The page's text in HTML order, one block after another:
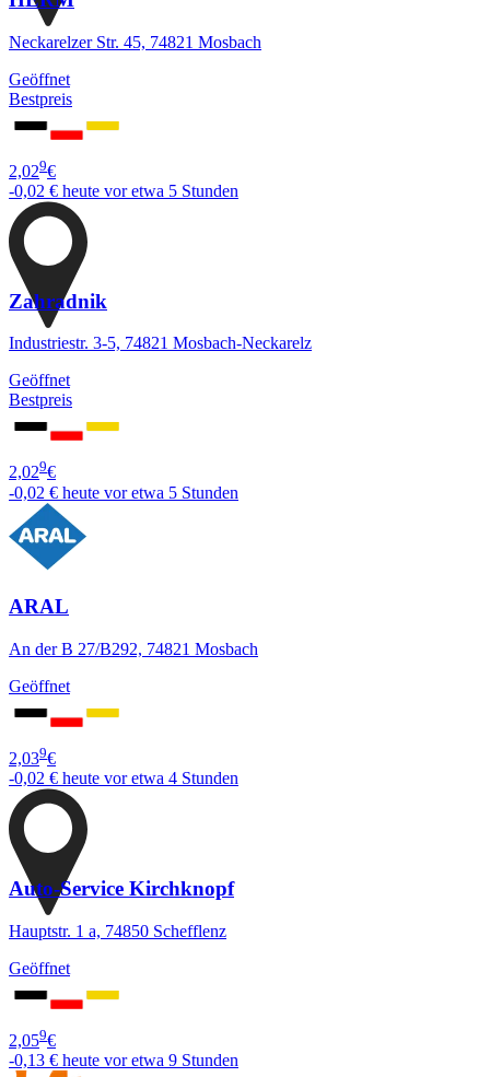
Neckarelzer Str. 45, 74821 Mosbach
Geöffnet
Bestpreis
2,029€
-0,02 € heute vor etwa 5 Stunden
Zahradnik
Industriestr. 3-5, 74821 Mosbach-Neckarelz
Geöffnet
Bestpreis
2,029€
-0,02 € heute vor etwa 5 Stunden
ARAL
An der B 27/B292, 74821 Mosbach
Geöffnet
2,039€
-0,02 € heute vor etwa 4 Stunden
Auto-Service Kirchknopf
Hauptstr. 1 a, 74850 Schefflenz
Geöffnet
2,059€
-0,13 € heute vor etwa 9 Stunden